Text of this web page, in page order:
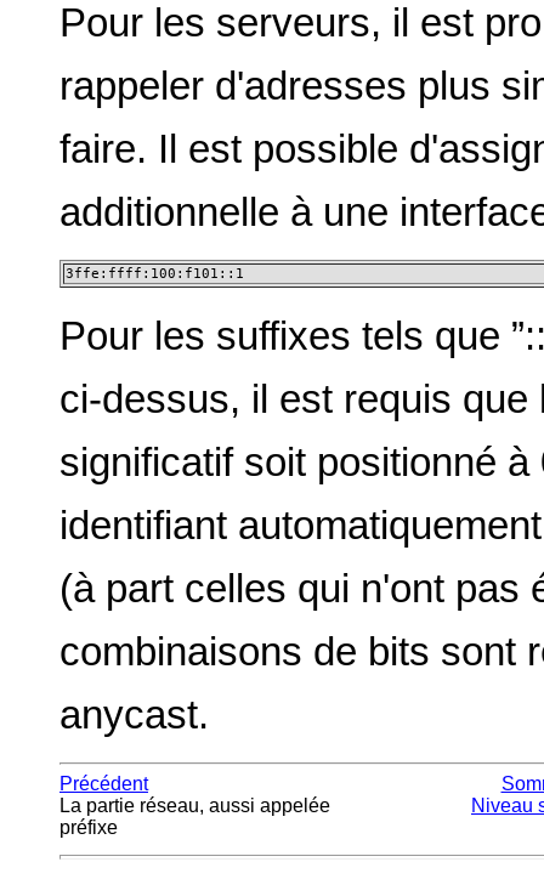
Pour les serveurs, il est
rappeler d'adresses plus
faire. Il est possible
additionnelle à une
3ffe:ffff:100:f101::1
Pour les suffixes tels que
ci-dessus, il est requis
significatif soit positionné
identifiant
(à part celles qui n'ont pas
combinaisons de bits sont
anycast.
Précédent
La partie réseau, aussi appelée
préfixe
Niveau